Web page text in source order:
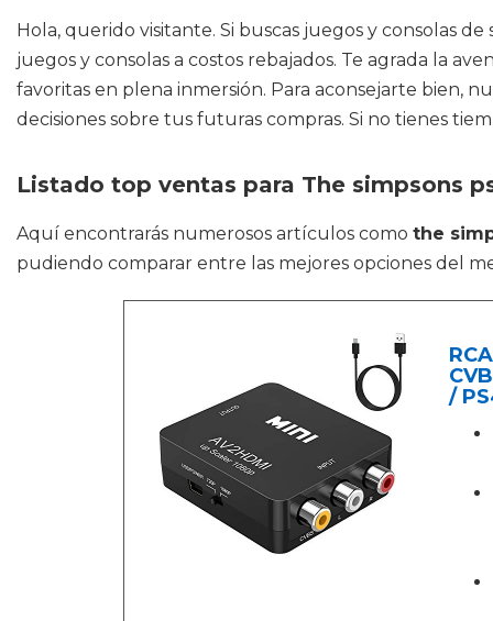
Hola, querido visitante. Si buscas juegos y consolas
juegos y consolas a costos rebajados. Te agrada la
favoritas en plena inmersión. Para aconsejarte bien,
decisiones sobre tus futuras compras. Si no tienes
Listado top ventas para The simpsons
Aquí encontrarás numerosos artículos como the
pudiendo comparar entre las mejores opciones del
/